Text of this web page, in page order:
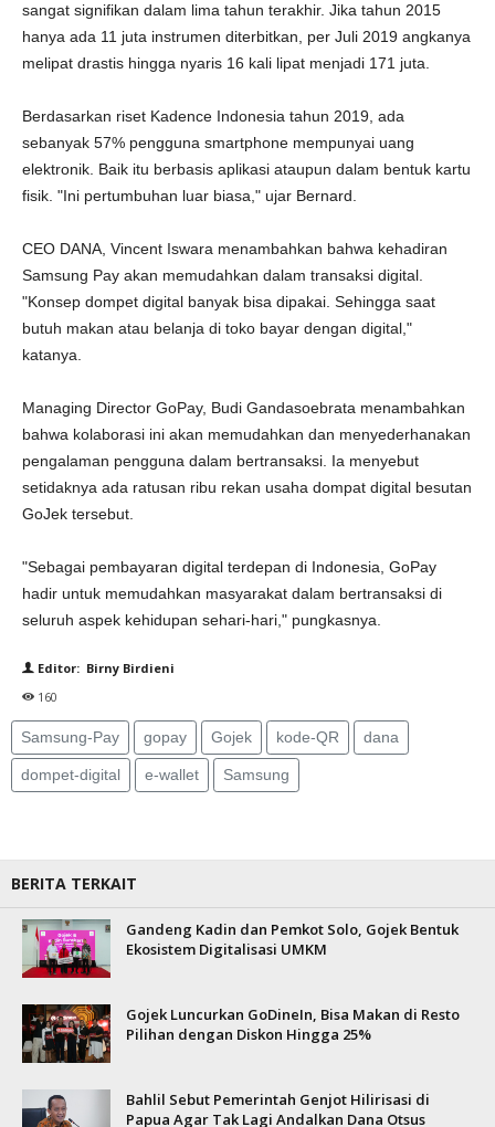
sangat signifikan dalam lima tahun terakhir. Jika tahun 2015
hanya ada 11 juta instrumen diterbitkan, per Juli 2019 angkanya
melipat drastis hingga nyaris 16 kali lipat menjadi 171 juta.
Berdasarkan riset Kadence Indonesia tahun 2019, ada
sebanyak 57% pengguna smartphone mempunyai uang
elektronik. Baik itu berbasis aplikasi ataupun dalam bentuk kartu
fisik. "Ini pertumbuhan luar biasa," ujar Bernard.
CEO DANA, Vincent Iswara menambahkan bahwa kehadiran
Samsung Pay akan memudahkan dalam transaksi digital.
"Konsep dompet digital banyak bisa dipakai. Sehingga saat
butuh makan atau belanja di toko bayar dengan digital,"
katanya.
Managing Director GoPay, Budi Gandasoebrata menambahkan
bahwa kolaborasi ini akan memudahkan dan menyederhanakan
pengalaman pengguna dalam bertransaksi. Ia menyebut
setidaknya ada ratusan ribu rekan usaha dompat digital besutan
GoJek tersebut.
"Sebagai pembayaran digital terdepan di Indonesia, GoPay
hadir untuk memudahkan masyarakat dalam bertransaksi di
seluruh aspek kehidupan sehari-hari," pungkasnya.
Editor: Birny Birdieni
160
Samsung-Pay gopay Gojek kode-QR dana
dompet-digital e-wallet Samsung
BERITA TERKAIT
Gandeng Kadin dan Pemkot Solo, Gojek Bentuk
Ekosistem Digitalisasi UMKM
Gojek Luncurkan GoDineIn, Bisa Makan di Resto
Pilihan dengan Diskon Hingga 25%
Bahlil Sebut Pemerintah Genjot Hilirisasi di
Papua Agar Tak Lagi Andalkan Dana Otsus